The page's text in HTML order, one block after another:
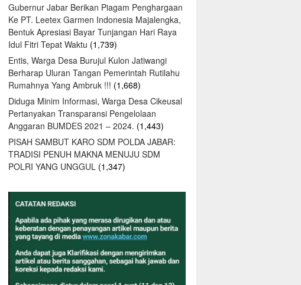
Gubernur Jabar Berikan Piagam Penghargaan
Ke PT. Leetex Garmen Indonesia Majalengka,
Bentuk Apresiasi Bayar Tunjangan Hari Raya
Idul Fitri Tepat Waktu (1,739)
Entis, Warga Desa Burujul Kulon Jatiwangi
Berharap Uluran Tangan Pemerintah Rutilahu
Rumahnya Yang Ambruk !!! (1,668)
Diduga Minim Informasi, Warga Desa Cikeusal
Pertanyakan Transparansi Pengelolaan
Anggaran BUMDES 2021 – 2024. (1,443)
PISAH SAMBUT KARO SDM POLDA JABAR:
TRADISI PENUH MAKNA MENUJU SDM
POLRI YANG UNGGUL (1,347)